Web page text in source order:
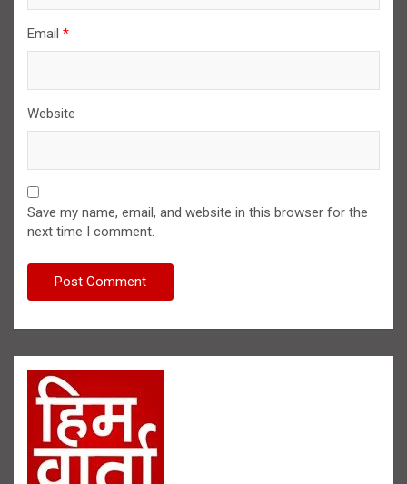
Email *
Website
Save my name, email, and website in this browser for the
next time I comment.